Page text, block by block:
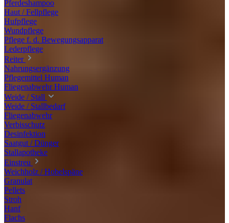
Pferdeshampoo
Haut / Fellpflege
Hufpflege
Wundpflege
Pflege f. d. Bewegungsapparat
Lederpflege
Reiter
Nahrungsergänzung
Pflegemittel Human
Fliegenabwehr Human
Weide / Stall
Weide / Stallbedarf
Fliegenabwehr
Verbisschutz
Desinfektion
Saatgut / Dünger
Stallapotheke
Einstreu
Weichholz / Hobelspäne
Granulat
Pellets
Stroh
Hanf
Flachs